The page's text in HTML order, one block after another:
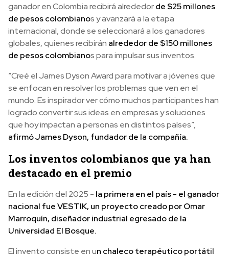
ganador en Colombia recibirá alrededorde $25 millones
de pesos colombianos y avanzará a la etapa
internacional, donde se seleccionará a los ganadores
globales, quienes recibirán alrededor de $150 millones
de pesos colombianos para impulsar sus inventos.
“Creé el James Dyson Award para motivar a jóvenes que
se enfocan en resolver los problemas que ven en el
mundo. Es inspirador ver cómo muchos participantes han
logrado convertir sus ideas en empresas y soluciones
que hoy impactan a personas en distintos países”,
afirmó James Dyson, fundador de la compañía.
Los inventos colombianos que ya han
destacado en el premio
En la edición del 2025 - la primera en el país - el ganador
nacional fue VESTIK, un proyecto creado por Omar
Marroquín, diseñador industrial egresado de la
Universidad El Bosque.
El invento consiste en un chaleco terapéutico portátil